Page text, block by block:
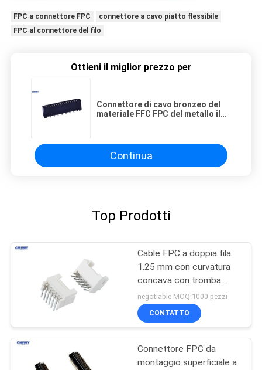
FPC a connettore FPC
connettore a cavo piatto flessibile
FPC al connettore del filo
Ottieni il miglior prezzo per
Connettore di cavo bronzeo del
materiale FFC FPC del metallo il
Continua
Top Prodotti
Cable FPC a doppia fila
1.25 mm con curvatura
concava con tromba
attraverso il foro
negotiable MOQ:1000 pezzi
CONTATTO
Connettore FPC da
montaggio superficiale a